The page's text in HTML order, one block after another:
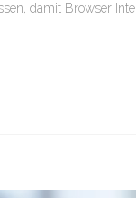
damit Browser